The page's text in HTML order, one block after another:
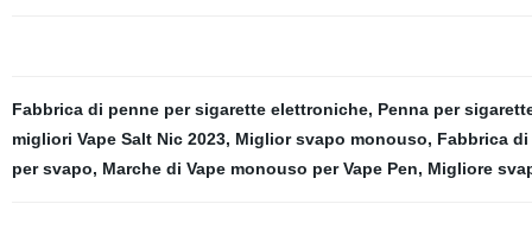
Fabbrica di penne per sigarette elettroniche, Penna per
migliori Vape Salt Nic 2023, Miglior svapo monouso, Fabbrica
per svapo, Marche di Vape monouso per Vape Pen, Migliore